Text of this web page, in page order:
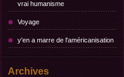
vrai humanisme
Voyage
y'en a marre de l'américanisation
Archives